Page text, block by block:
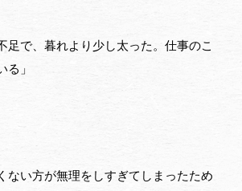
足で、暮れより少し太った。仕事のこ
る」
ない方が無理をしすぎてしまったため